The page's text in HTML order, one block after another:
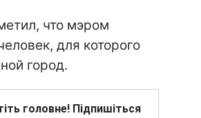
что мэром
для которого
город.
головне! Підпишіться